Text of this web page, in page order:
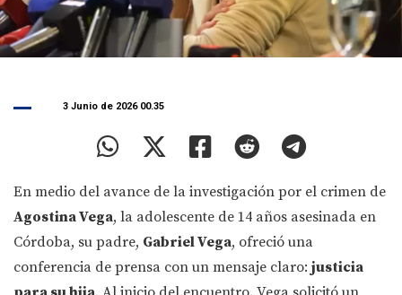
3 Junio de 2026 00.35
En medio del avance de la investigación por el crimen de
Agostina Vega, la adolescente de 14 años asesinada en
Córdoba, su padre, Gabriel Vega, ofreció una
conferencia de prensa con un mensaje claro: justicia